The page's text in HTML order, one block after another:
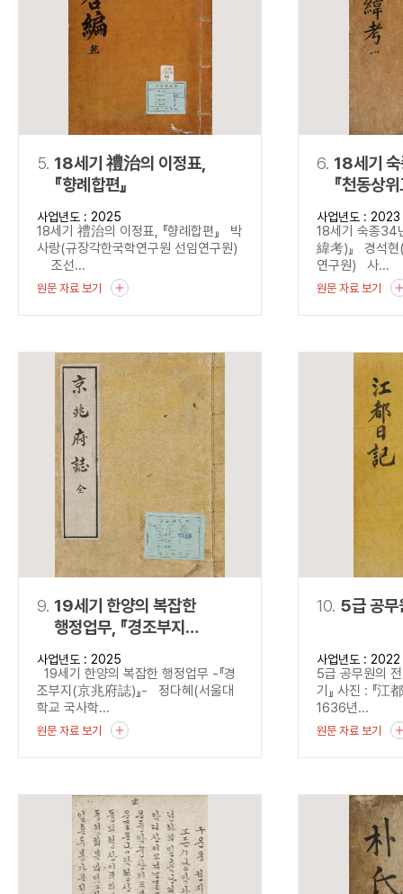
5. 18세기 禮治의 이정표,
『향례합편』
사업년도 : 2025
18세기 禮治의 이정표, 『향례합편』 박
사랑(규장각한국학연구원 선임연구원)
조선...
원문 자료 보기
6. 18세기
『천동상
사업년도 : 2023
18세기 숙종34
緯考)』 경석현
연구원) 사...
원문 자료 보기
9. 19세기 한양의 복잡한
행정업무, 『경조부지
(京兆府誌)』
사업년도 : 2025
19세기 한양의 복잡한 행정업무 -『경
조부지(京兆府誌)』- 정다혜(서울대
학교 국사학...
원문 자료 보기
10. 5급 공무
사업년도 : 2022
5급 공무원의
기』 사진 : 『
1636년...
원문 자료 보기